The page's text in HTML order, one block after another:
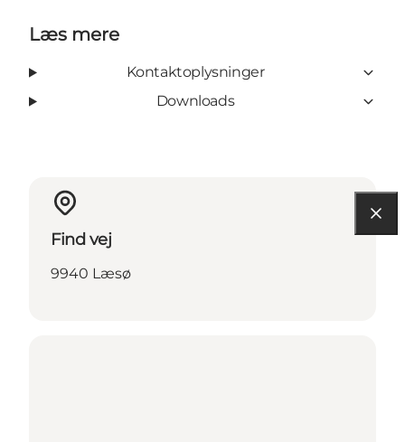
Læs mere
Kontaktoplysninger
Downloads
Find vej
9940 Læsø